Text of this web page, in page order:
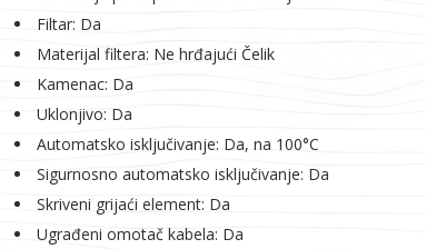
Filtar: Da
Materijal filtera: Ne hrđajući Čelik
Kamenac: Da
Uklonjivo: Da
Automatsko isključivanje: Da, na 100°C
Sigurnosno automatsko isključivanje: Da
Skriveni grijaći element: Da
Ugrađeni omotač kabela: Da